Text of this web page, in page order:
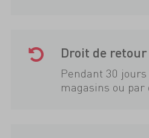
Droit de retour
Pendant 30
magasins ou par